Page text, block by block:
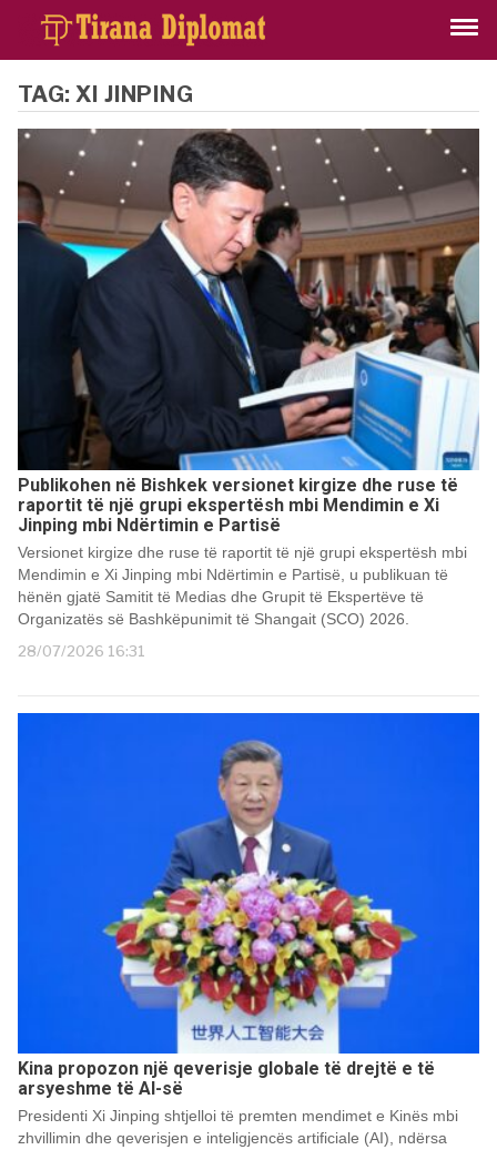
TAG: XI JINPING
Publikohen në Bishkek versionet kirgize dhe ruse të
raportit të një grupi ekspertësh mbi Mendimin e Xi
Jinping mbi Ndërtimin e Partisë
Versionet kirgize dhe ruse të raportit të një grupi ekspertësh mbi
Mendimin e Xi Jinping mbi Ndërtimin e Partisë, u publikuan të
hënën gjatë Samitit të Medias dhe Grupit të Ekspertëve të
Organizatës së Bashkëpunimit të Shangait (SCO) 2026.
28/07/2026 16:31
Kina propozon një qeverisje globale të drejtë e të
arsyeshme të AI-së
Presidenti Xi Jinping shtjelloi të premten mendimet e Kinës mbi
zhvillimin dhe qeverisjen e inteligjencës artificiale (AI), ndërsa